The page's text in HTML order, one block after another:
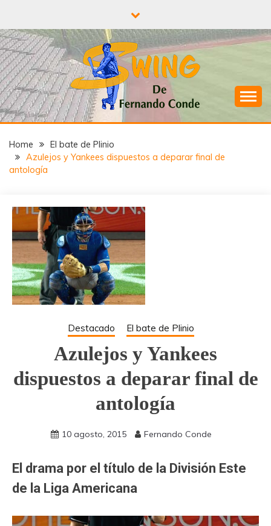
content
SWING DE
FERNANDO
CONDE
¡A todo Swing con el béisbol!
Home
El bate de Plinio
Azulejos y Yankees dispuestos a deparar final de
antología
Destacado El bate de Plinio
Azulejos y Yankees
dispuestos a deparar final de
antología
10 agosto, 2015 Fernando Conde
El drama por el título de la División Este
de la Liga Americana